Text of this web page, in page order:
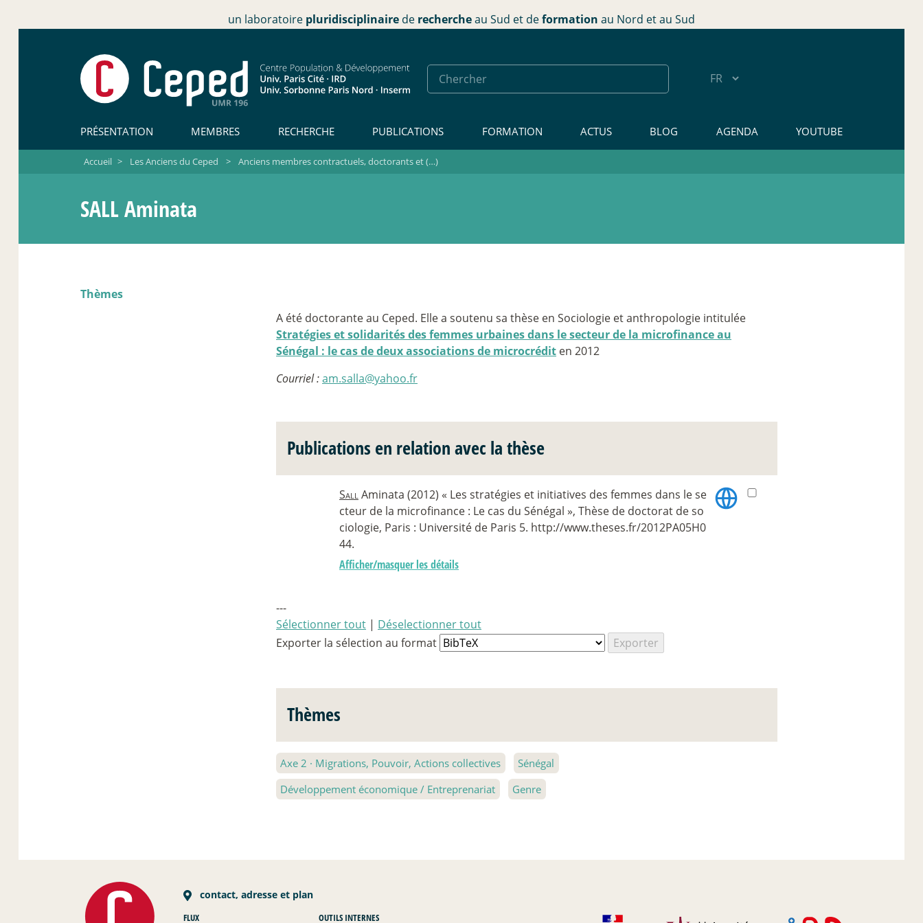
un laboratoire pluridisciplinaire de rechercheau Sud et deformation au Nord et au Sud
PRÉSENTATION MEMBRES RECHERCHE PUBLICATIONS FORMATION ACTUS BLOG AGENDA YOUTUBE
Accueil > Les Anciens du Ceped > Anciens membres contractuels, doctorants et (…)
SALL Aminata
Thèmes
A été doctorante au Ceped. Elle a soutenu sa thèse en Sociologie et anthropologie intitulée
Stratégies et solidarités des femmes urbaines dans le secteur de la microfinance au
Sénégal : le cas de deux associations de microcrédit en 2012
Courriel :am.salla@yahoo.fr
Publications en relation avec la thèse
SallAminata (2012) « Les stratégies et initiatives des femmes dans le se
cteur de la microfinance : Le cas du Sénégal », Thèse de doctorat de so
ciologie, Paris : Université de Paris 5. http://www.theses.fr/2012PA05H0
44.
Afficher/masquer les détails
---
Sélectionner tout | Déselectionner tout
Exporter la sélection au format
Thèmes
Axe 2 · Migrations, Pouvoir, Actions collectives
Sénégal
Développement économique / Entreprenariat
Genre
contact, adresse et plan
FLUX OUTILS INTERNES